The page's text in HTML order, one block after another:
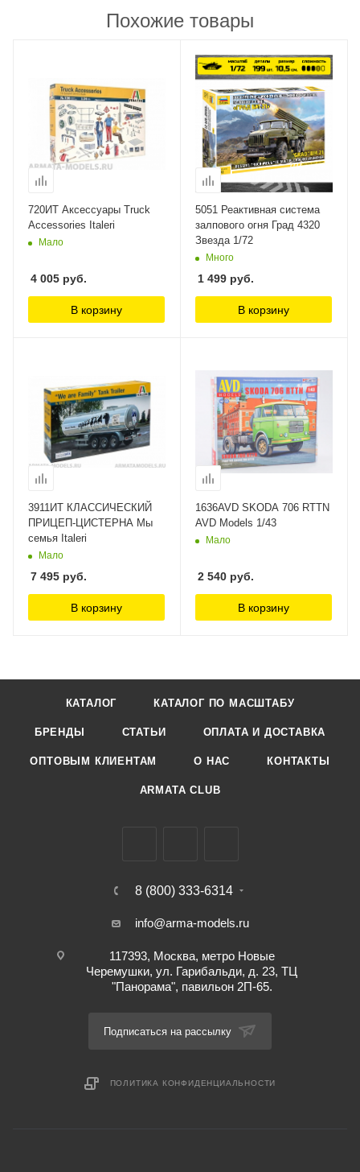
Похожие товары
720ИТ Аксессуары Truck
Accessories Italeri
Мало
4 005 руб.
В корзину
5051 Реактивная система
залпового огня Град 4320
Звезда 1/72
Много
1 499 руб.
В корзину
3911ИТ КЛАССИЧЕСКИЙ
ПРИЦЕП-ЦИСТЕРНА Мы
семья Italeri
Мало
7 495 руб.
В корзину
1636AVD SKODA 706 RTTN
AVD Models 1/43
Мало
2 540 руб.
В корзину
КАТАЛОГ КАТАЛОГ ПО МАСШТАБУ
БРЕНДЫ СТАТЬИ ОПЛАТА И ДОСТАВКА
ОПТОВЫМ КЛИЕНТАМ О НАС КОНТАКТЫ
ARMATA CLUB
8 (800) 333-6314
info@arma-models.ru
117393, Москва, метро Новые
Черемушки, ул. Гарибальди, д. 23, ТЦ
"Панорама", павильон 2П-65.
Подписаться на рассылку
ПОЛИТИКА КОНФИДЕНЦИАЛЬНОСТИ